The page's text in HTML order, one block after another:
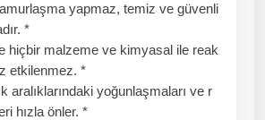
yapmaz, temiz ve güvenli
*
hiçbir malzeme ve kimyasal ile reak
etkilenmez. *
aralıklarındaki yoğunlaşmaları ve r
hızla önler. *